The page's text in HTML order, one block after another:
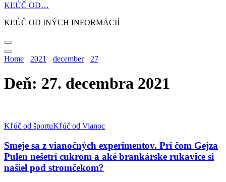
KĽÚČ OD…
KĽÚČ OD INÝCH INFORMÁCIÍ
Home 2021 december 27
Deň: 27. decembra 2021
Kľúč od športuKľúč od Vianoc
Smeje sa z vianočných experimentov. Pri čom Gejza
Pulen nešetrí cukrom a aké brankárske rukavice si
našiel pod stromčekom?